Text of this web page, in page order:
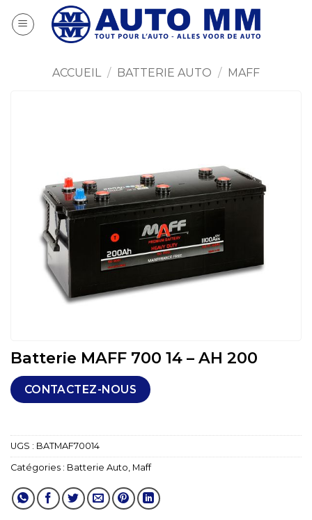
au
ACCUEIL / BATTERIE AUTO / MAFF
Batterie MAFF 700 14 – AH 200
CONTACTEZ-NOUS
UGS : BATMAF70014
Catégories : Batterie Auto Maff